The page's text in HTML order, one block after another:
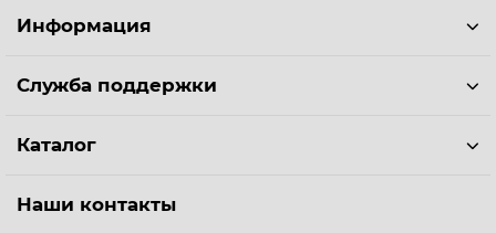
Информация
Служба поддержки
Каталог
Наши контакты